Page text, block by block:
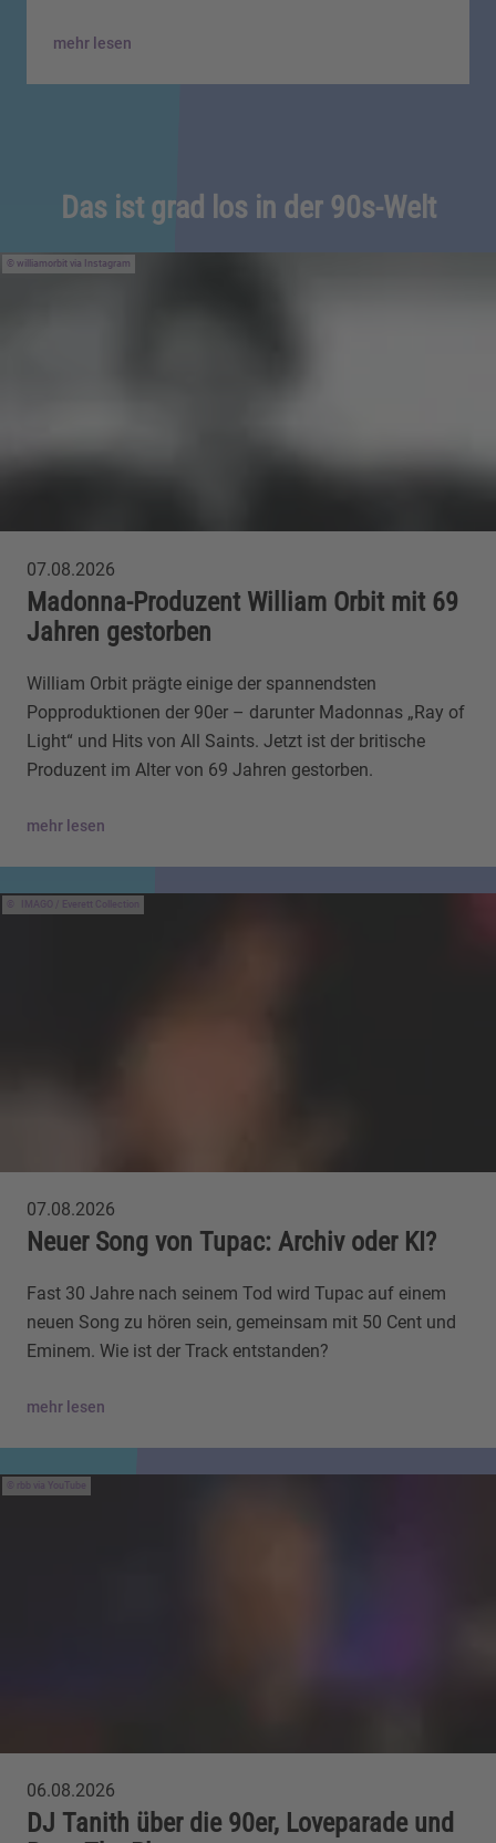
mehr lesen
Das ist grad los in der 90s-Welt
williamorbit via Instagram
07.08.2026
Madonna-Produzent William Orbit mit 69
Jahren gestorben
William Orbit prägte einige der spannendsten
Popproduktionen der 90er – darunter Madonnas „Ray of
Light“ und Hits von All Saints. Jetzt ist der britische
Produzent im Alter von 69 Jahren gestorben.
mehr lesen
IMAGO / Everett Collection
07.08.2026
Neuer Song von Tupac: Archiv oder KI?
Fast 30 Jahre nach seinem Tod wird Tupac auf einem
neuen Song zu hören sein, gemeinsam mit 50 Cent und
Eminem. Wie ist der Track entstanden?
mehr lesen
rbb via YouTube
06.08.2026
DJ Tanith über die 90er, Loveparade und